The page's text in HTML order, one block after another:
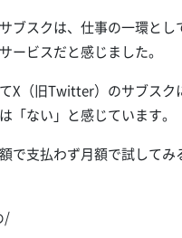
ブスクは、仕事の一環とし
ービスだと感じました。
X（旧Twitter）のサブスク
「ない」と感じています。
で支払わず月額で試してみ
/